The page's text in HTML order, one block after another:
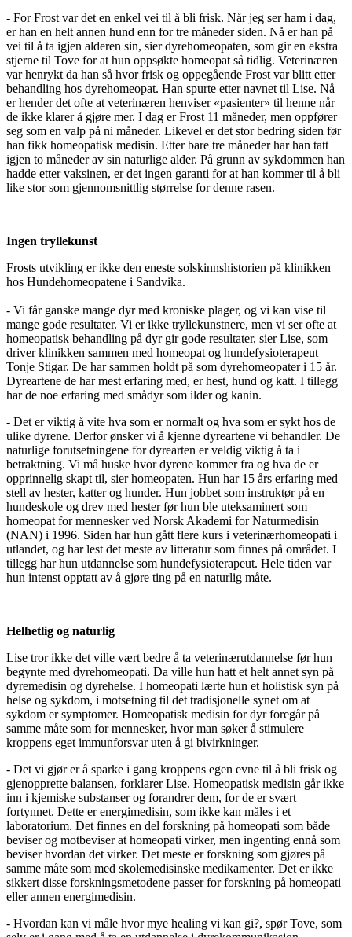
- For Frost var det en enkel vei til å bli frisk. Når jeg ser ham i dag,
er han en helt annen hund enn for tre måneder siden. Nå er han på
vei til å ta igjen alderen sin, sier dyrehomeopaten, som gir en ekstra
stjerne til Tove for at hun oppsøkte homeopat så tidlig. Veterinæren
var henrykt da han så hvor frisk og oppegående Frost var blitt etter
behandling hos dyrehomeopat. Han spurte etter navnet til Lise. Nå
er hender det ofte at veterinæren henviser «pasienter» til henne når
de ikke klarer å gjøre mer. I dag er Frost 11 måneder, men oppfører
seg som en valp på ni måneder. Likevel er det stor bedring siden før
han fikk homeopatisk medisin. Etter bare tre måneder har han tatt
igjen to måneder av sin naturlige alder. På grunn av sykdommen han
hadde etter vaksinen, er det ingen garanti for at han kommer til å bli
like stor som gjennomsnittlig størrelse for denne rasen.
Ingen tryllekunst
Frosts utvikling er ikke den eneste solskinnshistorien på klinikken
hos Hundehomeopatene i Sandvika.
- Vi får ganske mange dyr med kroniske plager, og vi kan vise til
mange gode resultater. Vi er ikke tryllekunstnere, men vi ser ofte at
homeopatisk behandling på dyr gir gode resultater, sier Lise, som
driver klinikken sammen med homeopat og hundefysioterapeut
Tonje Stigar. De har sammen holdt på som dyrehomeopater i 15 år.
Dyreartene de har mest erfaring med, er hest, hund og katt. I tillegg
har de noe erfaring med smådyr som ilder og kanin.
- Det er viktig å vite hva som er normalt og hva som er sykt hos de
ulike dyrene. Derfor ønsker vi å kjenne dyreartene vi behandler. De
naturlige forutsetningene for dyrearten er veldig viktig å ta i
betraktning. Vi må huske hvor dyrene kommer fra og hva de er
opprinnelig skapt til, sier homeopaten. Hun har 15 års erfaring med
stell av hester, katter og hunder. Hun jobbet som instruktør på en
hundeskole og drev med hester før hun ble uteksaminert som
homeopat for mennesker ved Norsk Akademi for Naturmedisin
(NAN) i 1996. Siden har hun gått flere kurs i veterinærhomeopati i
utlandet, og har lest det meste av litteratur som finnes på området. I
tillegg har hun utdannelse som hundefysioterapeut. Hele tiden var
hun intenst opptatt av å gjøre ting på en naturlig måte.
Helhetlig og naturlig
Lise tror ikke det ville vært bedre å ta veterinærutdannelse før hun
begynte med dyrehomeopati. Da ville hun hatt et helt annet syn på
dyremedisin og dyrehelse. I homeopati lærte hun et holistisk syn på
helse og sykdom, i motsetning til det tradisjonelle synet om at
sykdom er symptomer. Homeopatisk medisin for dyr foregår på
samme måte som for mennesker, hvor man søker å stimulere
kroppens eget immunforsvar uten å gi bivirkninger.
- Det vi gjør er å sparke i gang kroppens egen evne til å bli frisk og
gjenopprette balansen, forklarer Lise. Homeopatisk medisin går ikke
inn i kjemiske substanser og forandrer dem, for de er svært
fortynnet. Dette er energimedisin, som ikke kan måles i et
laboratorium. Det finnes en del forskning på homeopati som både
beviser og motbeviser at homeopati virker, men ingenting ennå som
beviser hvordan det virker. Det meste er forskning som gjøres på
samme måte som med skolemedisinske medikamenter. Det er ikke
sikkert disse forskningsmetodene passer for forskning på homeopati
eller annen energimedisin.
- Hvordan kan vi måle hvor mye healing vi kan gi?, spør Tove, som